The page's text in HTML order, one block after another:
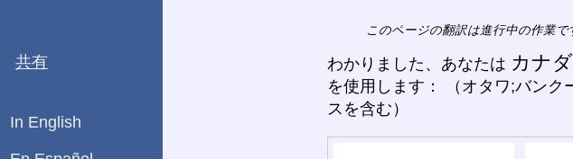
このページの翻訳は進行中の作業で
わかりました、あなたは カナ
を使用します： （オタワ;バンク
スを含む）
共有
In English